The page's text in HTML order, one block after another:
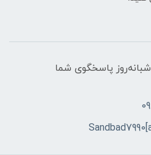
، ۲۴ ساعت شبانه‌روز پاسخگوی شما